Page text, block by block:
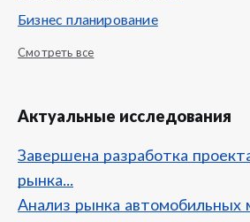
Бизнес планирование
Смотреть все
Актуальные исследования
Завершена разработка
рынка...
Анализ рынка автомобильных